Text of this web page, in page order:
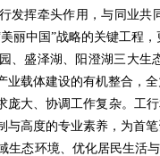
发挥牵头作用，与同业
丽中国”战略的关键工程
、盛泽湖、阳澄湖三大
载体建设的有机整合，
庞大、协调工作复杂。工
高度的专业素养，为首
生态环境、优化居民生活